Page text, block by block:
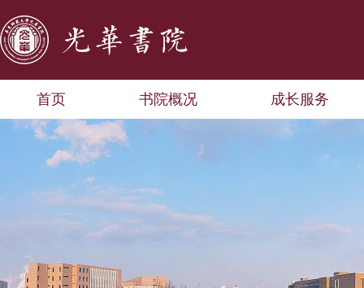
首页 书院概况 成长服务